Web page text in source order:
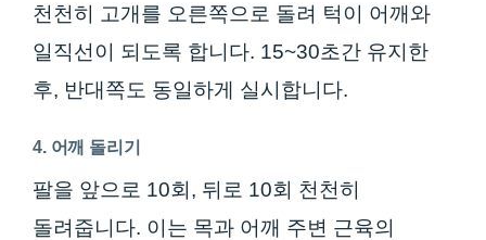
천천히 고개를 오른쪽으로 돌려 턱이 어깨와
일직선이 되도록 합니다. 15~30초간 유지한
후, 반대쪽도 동일하게 실시합니다.
4. 어깨 돌리기
팔을 앞으로 10회, 뒤로 10회 천천히
돌려줍니다. 이는 목과 어깨 주변 근육의